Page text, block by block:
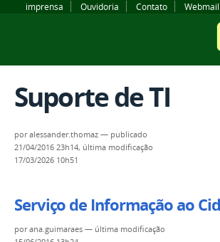
imprensa
Ouvidoria Contato Webmail
Suporte de TI
poralessander.thomaz — publicado
21/04/2016 23h14, última modificação
17/03/2026 10h51
Serviço de Informação ao
porana.guimaraes — última modificação